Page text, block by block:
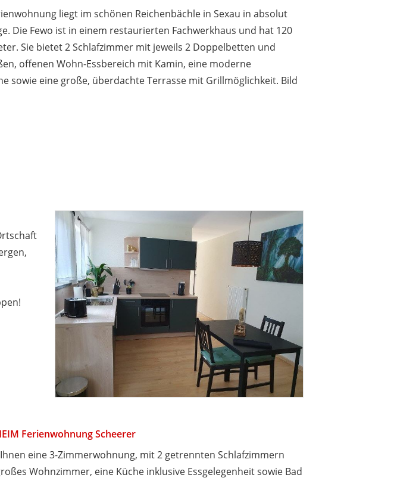
liegt im schönen Reichenbächle in Sexau in absolut
Die Fewo ist in einem restaurierten Fachwerkhaus und hat 120
Sie bietet 2 Schlafzimmer mit jeweils 2 Doppelbetten und
offenen Wohn-Essbereich mit Kamin, eine moderne
sowie eine große, überdachte Terrasse mit Grillmöglichkeit. Bild
Ferienwohnung Scheerer
eine 3-Zimmerwohnung, mit 2 getrennten Schlafzimmern
Wohnzimmer, eine Küche inklusive Essgelegenheit sowie Bad